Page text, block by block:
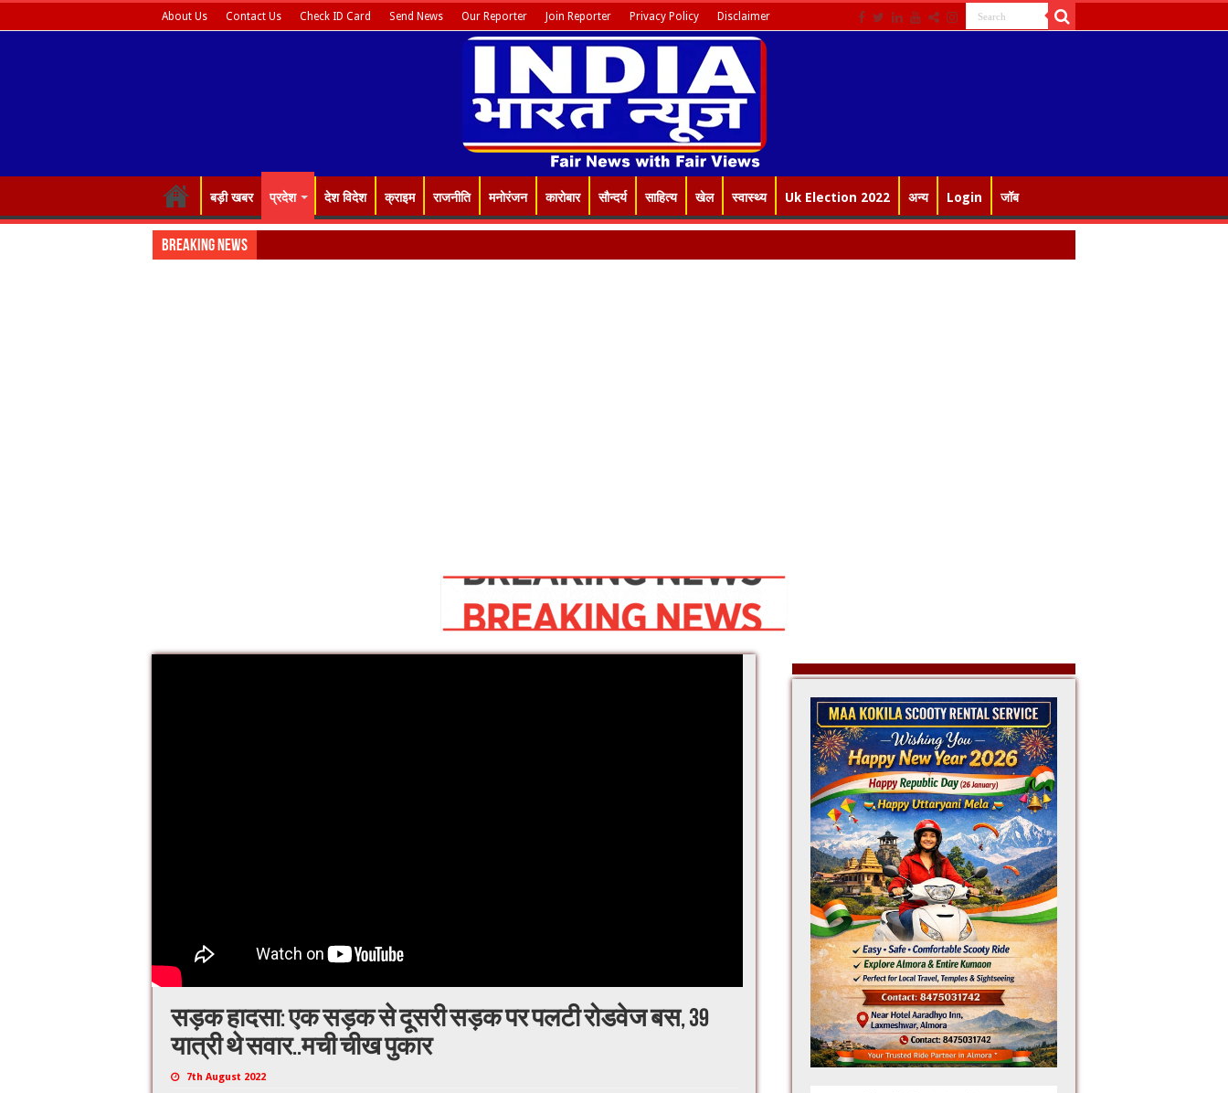
About Us Contact Us Check ID Card Send News Our Reporter Join Reporter Privacy Policy Disclaimer
बड़ी खबर प्रदेश देश विदेश क्राइम राजनीति मनोरंजन कारोबार सौन्दर्य साहित्य खेल स्वास्थ्य Uk Election 2022 अन्य Login जॉब
Breaking News
सड़क हादसा: एक सड़क से दूसरी सड़क पर पलटी रोडवेज बस, 39
यात्री थे सवार..मची चीख पुकार
7th August 2022